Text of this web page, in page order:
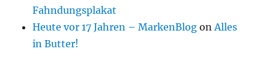
Fahndungsplakat
Heute vor 17 Jahren – MarkenBlog on Alles
in Butter!